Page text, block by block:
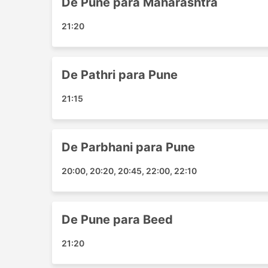
Selu Parbhani
Principais Destinos da Maitree
Os ônibus da Maitree Travels percorre
Pune - Maharashtra
Parbhani - Pune
Pathri - Pune
às suas exigências de privacidade e
diferentes necessidades dos viajantes. As
21:20
De Pathri para Pune
21:15
De Parbhani para Pune
20:00, 20:20, 20:45, 22:00, 22:10
De Pune para Beed
21:20